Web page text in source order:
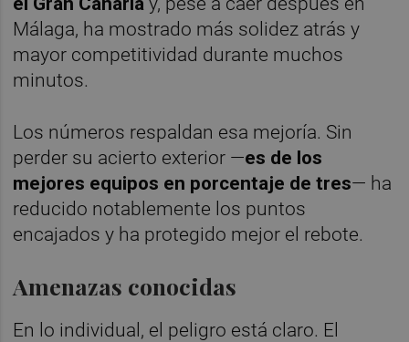
Málaga, ha mostrado más solidez atrás y
mayor competitividad durante muchos
minutos.
Los números respaldan esa mejoría. Sin
perder su acierto exterior —es de los
mejores equipos en porcentaje de tres— ha
reducido notablemente los puntos
encajados y ha protegido mejor el rebote.
Amenazas conocidas
En lo individual, el peligro está claro. El